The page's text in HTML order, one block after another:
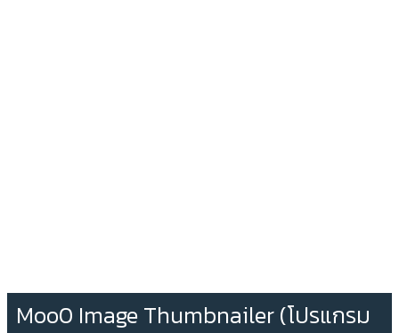
Moo0 Image Thumbnailer (โปรแกรม